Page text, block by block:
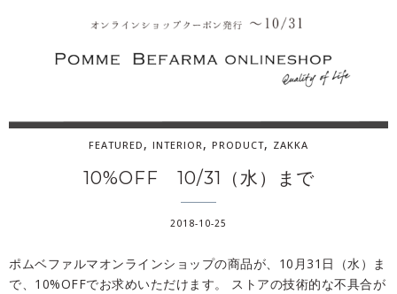
FEATURED , INTERIOR, PRODUCT, ZAKKA
10%OFF 10/31（水）まで
2018-10-25
ポムベファルマオンラインショップの商品が、10月31日（水）ま
で、10%OFFでお求めいただけます。 ストアの技術的な不具合が